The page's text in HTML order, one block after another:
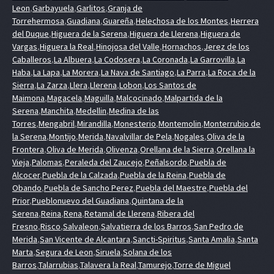
Leon,Garbayuela,Garlitos,Granja de
Torrehermosa,Guadiana,Guareña,Helechosa de los Montes,Herrera
del Duque,Higuera de la Serena,Higuera de Llerena,Higuera de
Vargas,Higuera la Real,Hinojosa del Valle,Hornachos,Jerez de los
Caballeros,La Albuera,La Codosera,La Coronada,La Garrovilla,La
Haba,La Lapa,La Morera,La Nava de Santiago,La Parra,La Roca de la
Sierra,La Zarza,Llera,Llerena,Lobon,Los Santos de
Maimona,Magacela,Maguilla,Malcocinado,Malpartida de la
Serena,Manchita,Medellin,Medina de las
Torres,Mengabril,Mirandilla,Monesterio,Montemolin,Monterrubio de
la Serena,Montijo,Merida,Navalvillar de Pela,Nogales,Oliva de la
Frontera,Oliva de Merida,Olivenza,Orellana de la Sierra,Orellana la
Vieja,Palomas,Peraleda del Zaucejo,Peñalsordo,Puebla de
Alcocer,Puebla de la Calzada,Puebla de la Reina,Puebla de
Obando,Puebla de Sancho Perez,Puebla del Maestre,Puebla del
Prior,Pueblonuevo del Guadiana,Quintana de la
Serena,Reina,Rena,Retamal de Llerena,Ribera del
Fresno,Risco,Salvaleon,Salvatierra de los Barros,San Pedro de
Merida,San Vicente de Alcantara,Sancti-Spiritus,Santa Amalia,Santa
Marta,Segura de Leon,Siruela,Solana de los
Barros,Talarrubias,Talavera la Real,Tamurejo,Torre de Miguel